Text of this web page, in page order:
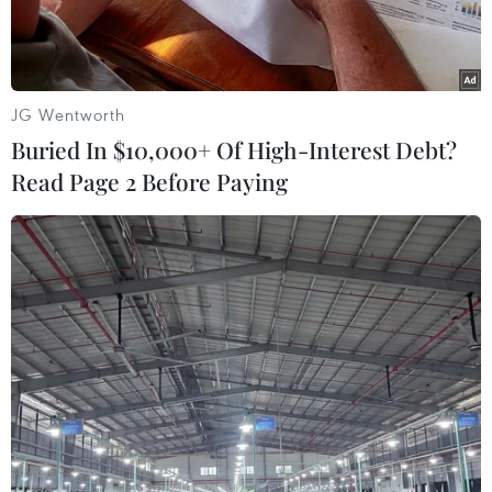
mạng.
Ông Đ tại cơ quan Công an. (Ảnh: Báo Bình Dương)
Ngày 11/11, Phòng An ninh mạng và Phòng,
Chống tội phạm sử dụng Công nghệ Cao (PA05)
Công an tỉnh Bình Dương ra quyết định xử phạt
JG Wentworth
Buried In $10,000+ Of High-Interest Debt?
Read Page 2 Before Paying